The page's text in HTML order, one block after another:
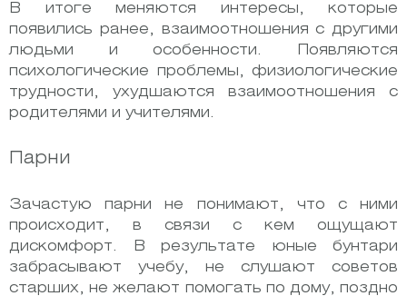
В итоге меняются интересы, которые
появились ранее, взаимоотношения с другими
людьми и особенности. Появляются
психологические проблемы, физиологические
трудности, ухудшаются взаимоотношения с
родителями и учителями.
Парни
Зачастую парни не понимают, что с ними
происходит, в связи с кем ощущают
дискомфорт. В результате юные бунтари
забрасывают учебу, не слушают советов
старших, не желают помогать по дому, поздно